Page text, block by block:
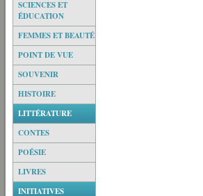
SCIENCES ET
ÉDUCATION
FEMMES ET BEAUTÉ
POINT DE VUE
SOUVENIR
HISTOIRE
LITTÉRATURE
CONTES
POÉSIE
LIVRES
INITIATIVES